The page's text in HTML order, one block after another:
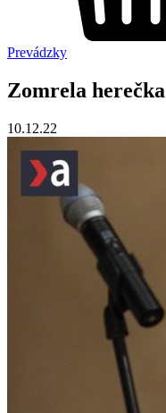
Prevádzky
Zomrela
10.12.22